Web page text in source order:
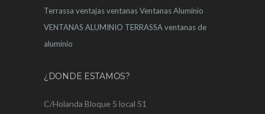
Terrassa ventajasventanasVentanas Aluminio
VENTANAS ALUMINIO TERRASSAventanas de
aluminio
¿DONDE ESTAMOS?
C/Holanda Bloque 5 local 51